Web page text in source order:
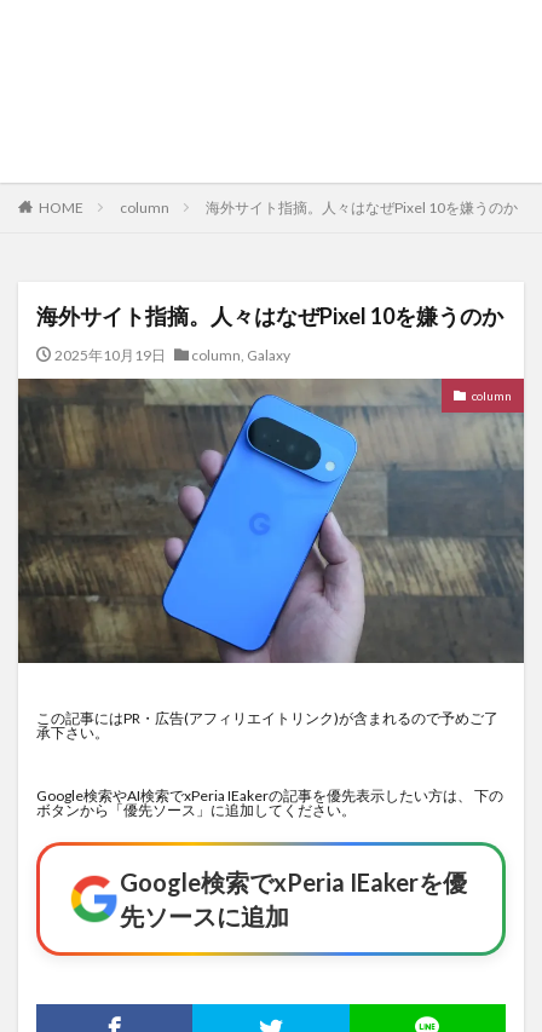
HOME column 海外サイト指摘。人々はなぜPixel 10を嫌うのか
海外サイト指摘。人々はなぜPixel 10を嫌うのか
2025年10月19日 column, Galaxy
column
この記事にはPR・広告(アフィリエイトリンク)が含まれるので予めご了
承下さい。
Google検索やAI検索でxPeria IEakerの記事を優先表示したい方は、 下の
ボタンから「優先ソース」に追加してください。
Google検索でxPeria IEakerを優
先ソースに追加